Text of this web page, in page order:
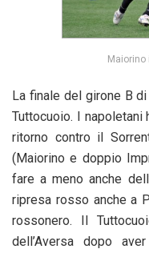
Maiorino
La finale del girone B
Tuttocuoio. I
ritorno contro il
(Maiorino e doppio
fare a meno anche
ripresa rosso anche a
rossonero. Il
dell’Aversa dopo